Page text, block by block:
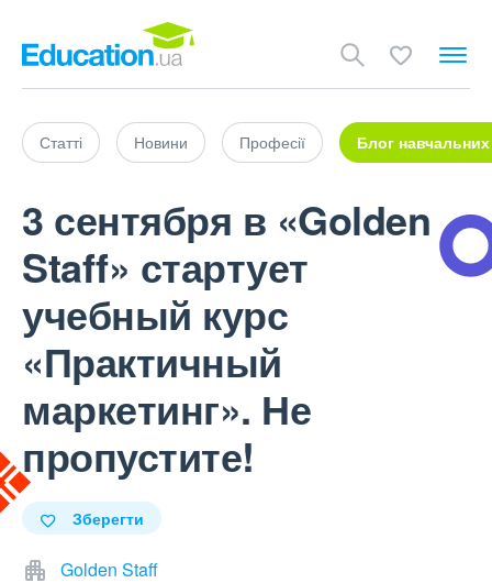
Статті Новини Професії Блог навчальних
3 сентября в «Golden
Staff» стартует
учебный курс
«Практичный
маркетинг». Не
пропустите!
Зберегти
Golden Staff